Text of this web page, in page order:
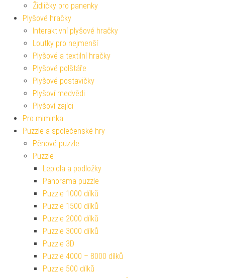
Židličky pro panenky
Plyšové hračky
Interaktivní plyšové hračky
Loutky pro nejmenší
Plyšové a textilní hračky
Plyšové polštáře
Plyšové postavičky
Plyšoví medvědi
Plyšoví zajíci
Pro miminka
Puzzle a společenské hry
Pěnové puzzle
Puzzle
Lepidla a podložky
Panorama puzzle
Puzzle 1000 dílků
Puzzle 1500 dílků
Puzzle 2000 dílků
Puzzle 3000 dílků
Puzzle 3D
Puzzle 4000 – 8000 dílků
Puzzle 500 dílků